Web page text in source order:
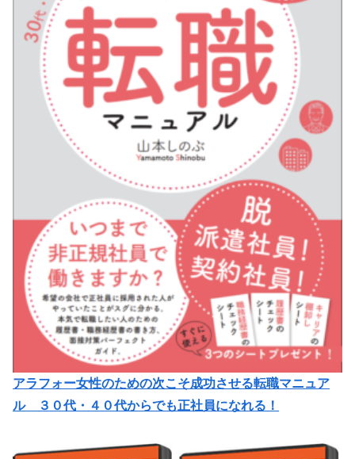
アラフォー女性のための次こそ成功させる転職マニュア
ル ３０代・４０代からでも正社員になれる！